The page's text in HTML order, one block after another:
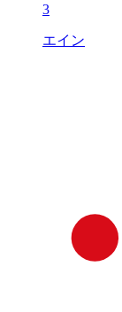
3
エイン